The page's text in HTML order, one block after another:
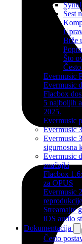
Šest
Brže
Što
Evermusic
Evermusic
Flacbox
5 najboljih
2025.
Evermusic
Evermusic
Evermusic
sigurnosna
Evermusic
značajki
Flacbox
za OPUS
Evermusic
Streamajte
iOS audio
Dokumentacija
Često